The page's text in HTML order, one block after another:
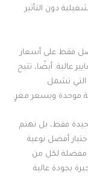
دون التأثير
فقط على أسعار
عالية. أيضًا، تتيح
التي تشمل
موحدة وبسعر مغرٍ.
فقط، بل تهتم
أفضل نوعية
مفضلة لكل من
بجودة عالية